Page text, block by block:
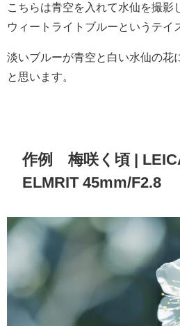
こちらは青空を入れて水仙を撮影
ウィートライトブルーというテイ
淡いブルーが青空と白い水仙の花
と思います。
作例 梅咲く頃 |
ELMRIT 45mm/F2.8